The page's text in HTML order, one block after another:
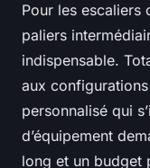
Pour les escaliers
paliers
indispensable.
aux
personnalisé qui
d’équipement
long et un budget